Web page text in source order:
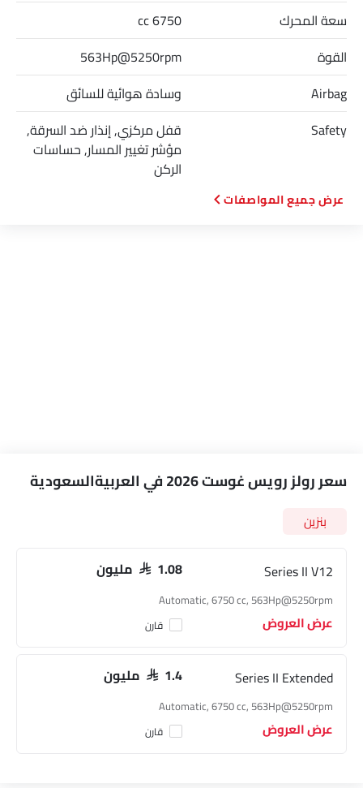
سعة المحرك
6750 cc
القوة
563Hp@5250rpm
Airbag
وسادة هوائية للسائق
Safety
قفل مركزي, إنذار ضد السرقة,
مؤشر تغيير المسار, حساسات
الركن
المواصفات
سعر رولز رويس غوست 2026 في العربيةالسعودية
بنزين
Series II V12 SAR 1.08 مليون
Automatic, 6750 cc, 563Hp@5250rpm
عرض العروض قارن
Series II Extended SAR 1.4 مليون
Automatic, 6750 cc, 563Hp@5250rpm
عرض العروض قارن